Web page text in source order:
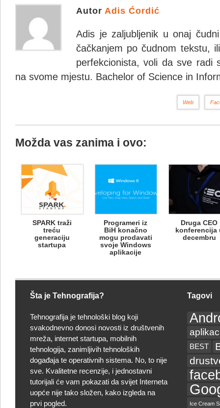
Autor Adis Ćordić
Adis je zaljubljenik u onaj
čačkanjem po čudnom tekstu,
perfekcionista, voli da sve radi
na svome mjestu. Bachelor of Science in
Web
Možda vas zanima i ovo:
SPARK traži
treću
generaciju
startupa
Programeri iz
BiH konačno
mogu prodavati
svoje Windows
aplikacije
Druga CEO
konferencija
decembru
Šta je Tehnografija?
Tehnografija je tehnološki blog koji
svakodnevno donosi novosti iz društvenih
mreža, internet startupa, mobilnih
tehnologija, zanimljivih tehnoloških
događaja te operativnih sistema. No, to nije
sve. Kvalitetne recenzije, i jednostavni
tutorijali će vam pokazati da svijet Interneta
uopće nije tako složen, kako izgleda na
prvi pogled.
Tagovi
BEST
Ice Cream